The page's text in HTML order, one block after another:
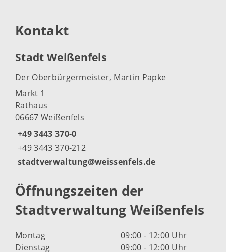
Kontakt
Stadt Weißenfels
Der Oberbürgermeister, Martin Papke
Markt 1
Rathaus
06667 Weißenfels
+49 3443 370-0
+49 3443 370-212
stadtverwaltung@weissenfels.de
Öffnungszeiten der
Stadtverwaltung Weißenfels
Montag
09:00 - 12:00 Uhr
Dienstag
09:00 - 12:00 Uhr